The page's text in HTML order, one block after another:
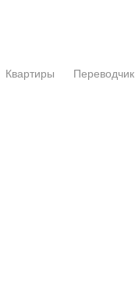
Квартиры Переводчик